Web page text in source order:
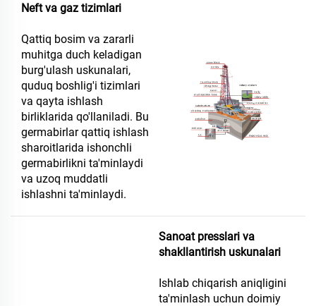
Neft va gaz tizimlari
Qattiq bosim va zararli
muhitga duch keladigan
burg'ulash uskunalari,
quduq boshlig'i tizimlari
va qayta ishlash
birliklarida qo'llaniladi. Bu
germabirlar qattiq ishlash
sharoitlarida ishonchli
germabirlikni ta'minlaydi
va uzoq muddatli
ishlashni ta'minlaydi.
Sanoat presslari va
shakllantirish uskunalari
Ishlab chiqarish aniqligini
ta'minlash uchun doimiy